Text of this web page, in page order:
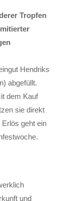
Tropfen
Hendriks
abgefüllt.
dem Kauf
sie direkt
geht ein
und